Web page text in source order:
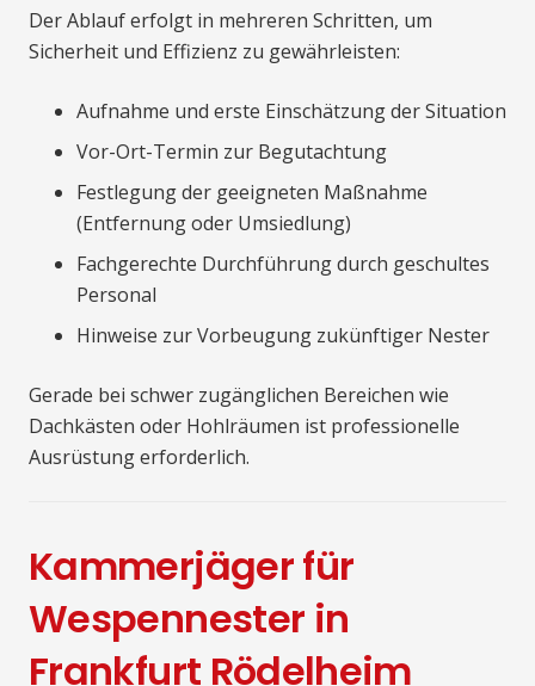
Der Ablauf erfolgt in mehreren Schritten, um
Sicherheit und Effizienz zu gewährleisten:
Aufnahme und erste Einschätzung der Situation
Vor-Ort-Termin zur Begutachtung
Festlegung der geeigneten Maßnahme
(Entfernung oder Umsiedlung)
Fachgerechte Durchführung durch geschultes
Personal
Hinweise zur Vorbeugung zukünftiger Nester
Gerade bei schwer zugänglichen Bereichen wie
Dachkästen oder Hohlräumen ist professionelle
Ausrüstung erforderlich.
Kammerjäger für
Wespennester in
Frankfurt Rödelheim